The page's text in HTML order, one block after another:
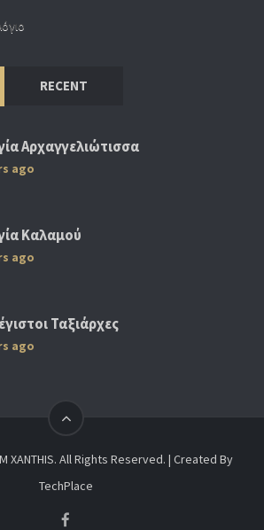
RECENT
Αρχαγγελιώτισσα
ago
Καλαμού
ago
Ταξιάρχες
ago
XANTHIS. All Rights Reserved. | Created By
TechPlace